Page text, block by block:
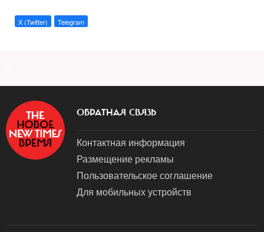
X (Twitter) Telegram
ОБРАТНАЯ СВЯЗЬ
Контактная информация
Размещение рекламы
Пользовательское соглашение
Для мобильных устройств